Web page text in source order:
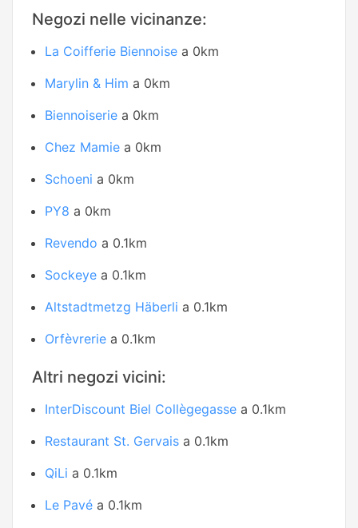
Negozi nelle vicinanze:
La Coifferie Biennoise a 0km
Marylin & Him a 0km
Biennoiserie a 0km
Chez Mamie a 0km
Schoeni a 0km
PY8 a 0km
Revendo a 0.1km
Sockeye a 0.1km
Altstadtmetzg Häberli a 0.1km
Orfèvrerie a 0.1km
Altri negozi vicini:
InterDiscount Biel Collègegasse a 0.1km
Restaurant St. Gervais a 0.1km
QiLi a 0.1km
Le Pavé a 0.1km